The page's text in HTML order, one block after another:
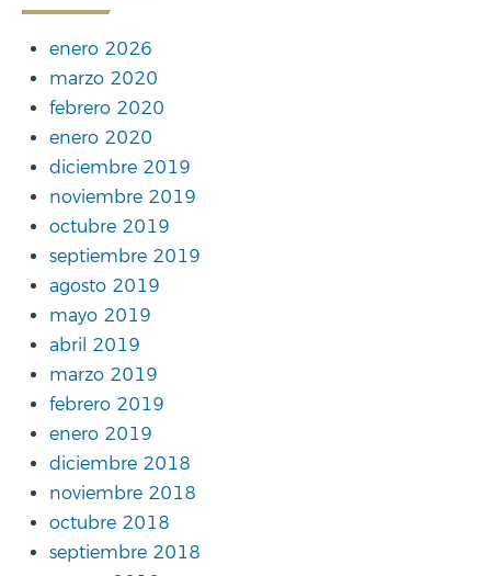
enero 2026
marzo 2020
febrero 2020
enero 2020
diciembre 2019
noviembre 2019
octubre 2019
septiembre 2019
agosto 2019
mayo 2019
abril 2019
marzo 2019
febrero 2019
enero 2019
diciembre 2018
noviembre 2018
octubre 2018
septiembre 2018